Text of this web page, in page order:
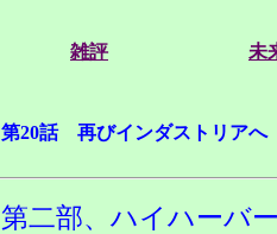
雑評 未
第20話 再びインダストリアへ
第二部、ハイハーバ